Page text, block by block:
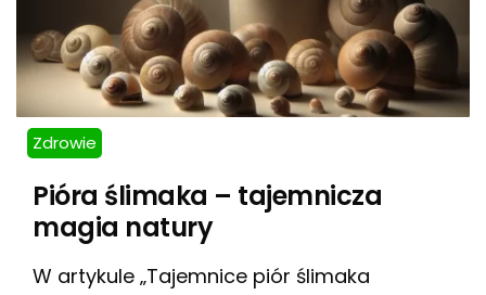
Zdrowie
Pióra ślimaka – tajemnicza
magia natury
W artykule „Tajemnice piór ślimaka